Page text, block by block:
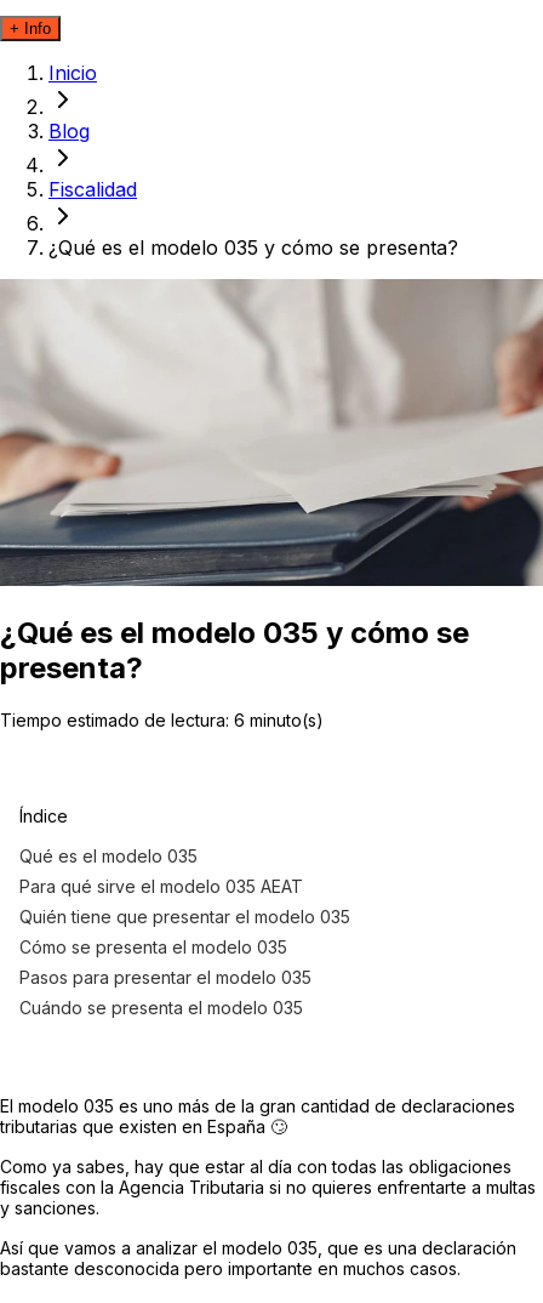
+ Info
Inicio
Blog
Fiscalidad
¿Qué es el modelo 035 y cómo se presenta?
¿Qué es el modelo 035 y cómo se
presenta?
Tiempo estimado de lectura: 6 minuto(s)
Índice
Qué es el modelo 035
Para qué sirve el modelo 035 AEAT
Quién tiene que presentar el modelo 035
Cómo se presenta el modelo 035
Pasos para presentar el modelo 035
Cuándo se presenta el modelo 035
El modelo 035 es uno más de la gran cantidad de declaraciones
tributarias que existen en España 🙄
Como ya sabes, hay que estar al día con todas las obligaciones
fiscales con la Agencia Tributaria si no quieres enfrentarte a multas
y sanciones.
Así que vamos a analizar el modelo 035, que es una declaración
bastante desconocida pero importante en muchos casos.